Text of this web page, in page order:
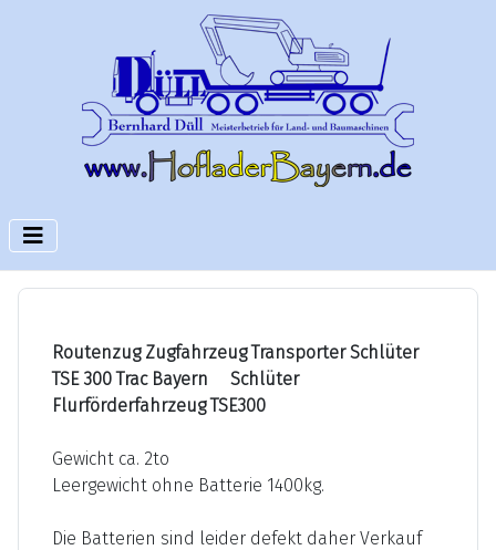
Routenzug Zugfahrzeug Transporter Schlüter
TSE 300 Trac Bayern Schlüter
Flurförderfahrzeug TSE300
Gewicht ca. 2to
Leergewicht ohne Batterie 1400kg.
Die Batterien sind leider defekt daher Verkauf